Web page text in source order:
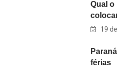
Qual o
19
férias